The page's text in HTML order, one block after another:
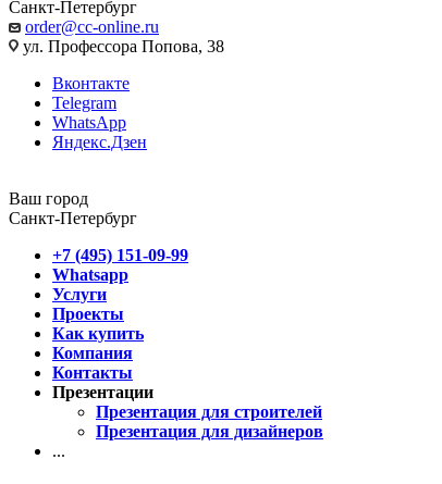
Санкт-Петербург
order@cc-online.ru
ул. Профессора Попова, 38
Вконтакте
Telegram
WhatsApp
Яндекс.Дзен
Ваш город
Санкт-Петербург
+7 (495) 151-09-99
Whatsapp
Услуги
Проекты
Как купить
Компания
Контакты
Презентации
Презентация для строителей
Презентация для дизайнеров
...